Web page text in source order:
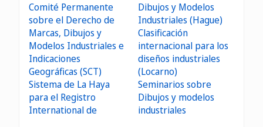
Comité Permanente
sobre el Derecho de
Marcas, Dibujos y
Modelos Industriales e
Indicaciones
Geográficas (SCT)
Sistema de La Haya
para el Registro
International de
Dibujos y Modelos
Industriales (Hague)
Clasificación
internacional para los
diseños industriales
(Locarno)
Seminarios sobre
Dibujos y modelos
industriales